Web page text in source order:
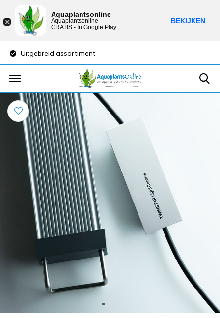
Uitgebreid assortiment
Aquaplantsonline
Aquaplantsonline
GRATIS - In Google Play
BEKIJKEN